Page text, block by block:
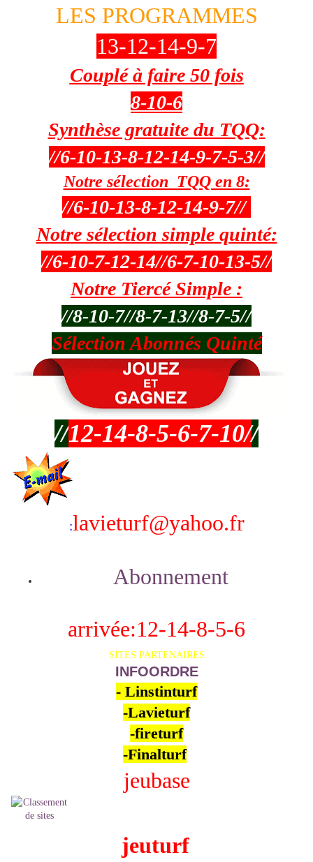
LES PROGRAMMES
13-12-14-9-7
Couplé à faire 50 fois
8-10-6
Synthèse gratuite du TQQ:
//6-10-13-8-12-14-9-7-5-3//
Notre sélection TQQ en 8:
//6-10-13-8-12-14-9-7//
Notre sélection simple quinté:
//6-10-7-12-14//6-7-10-13-5//
Notre Tiercé Simple :
//8-10-7//8-7-13//8-7-5//
Sélection Abonnés Quinté
//12-14-8-5-6-7-10//
:lavieturf@yahoo.fr
Abonnement
arrivée:12-14-8-5-6
SITES PARTENAIRES
INFOORDRE
- Linstinturf
-Lavieturf
-fireturf
-Finalturf
jeubase
jeuturf